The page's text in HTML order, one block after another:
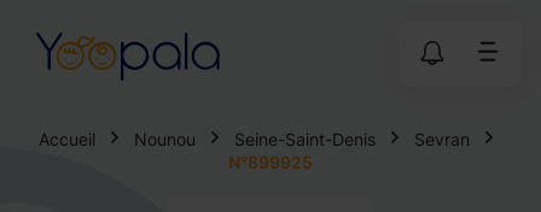
Accueil Nounou Seine-Saint-Denis
Sevran
N°899925